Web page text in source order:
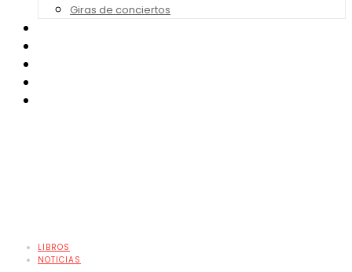
Giras de conciertos
LIBROS
NOTICIAS